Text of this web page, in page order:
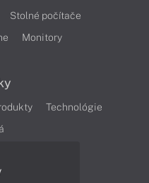
Stolné počítače
Monitory
Technológie